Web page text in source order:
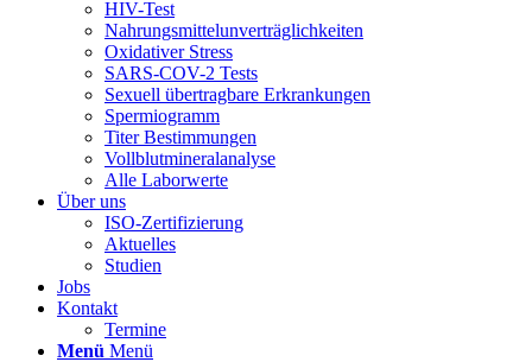
HIV-Test
Nahrungsmittel­unverträglichkeiten
Oxidativer Stress
SARS-COV-2 Tests
Sexuell übertragbare Erkrankungen
Spermiogramm
Titer Bestimmungen
Vollblutmineralanalyse
Alle Laborwerte
Über uns
ISO-Zertifizierung
Aktuelles
Studien
Jobs
Kontakt
Termine
Menü Menü